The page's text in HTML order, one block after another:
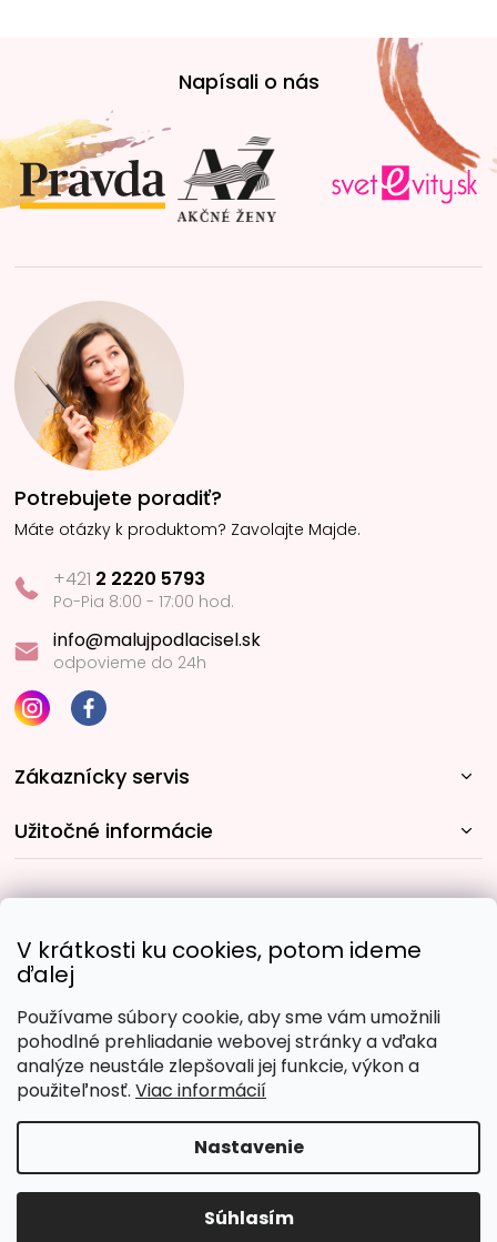
V krátkosti ku cookies, potom ideme
ďalej
Používame súbory cookie, aby sme vám umožnili
pohodlné prehliadanie webovej stránky a vďaka
analýze neustále zlepšovali jej funkcie, výkon a
použiteľnosť. Viac informácií
Nastavenie
Súhlasím
t
i
e
Napísali o nás
Potrebujete poradiť?
Máte otázky k produktom? Zavolajte Majde.
+421 2 2220 5793
Po-Pia 8:00 - 17:00 hod.
info@malujpodlacisel.sk
odpovieme do 24h
Zákaznícky servis
Užitočné informácie
Obľúbené spôsoby platby:
Copyright 2026Malujpodlacisel.sk. Všetky práva
vyhradené.Upraviť nastavenie cookies